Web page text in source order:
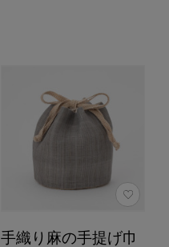
手織り麻の手提げ巾